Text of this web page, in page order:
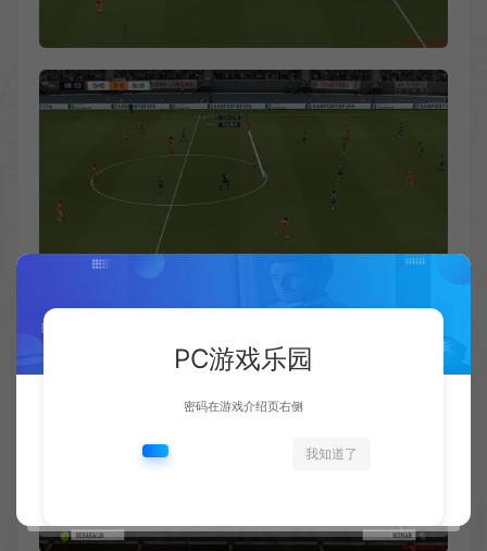
PC游戏乐园
密码在游戏介绍页右侧
我知道了